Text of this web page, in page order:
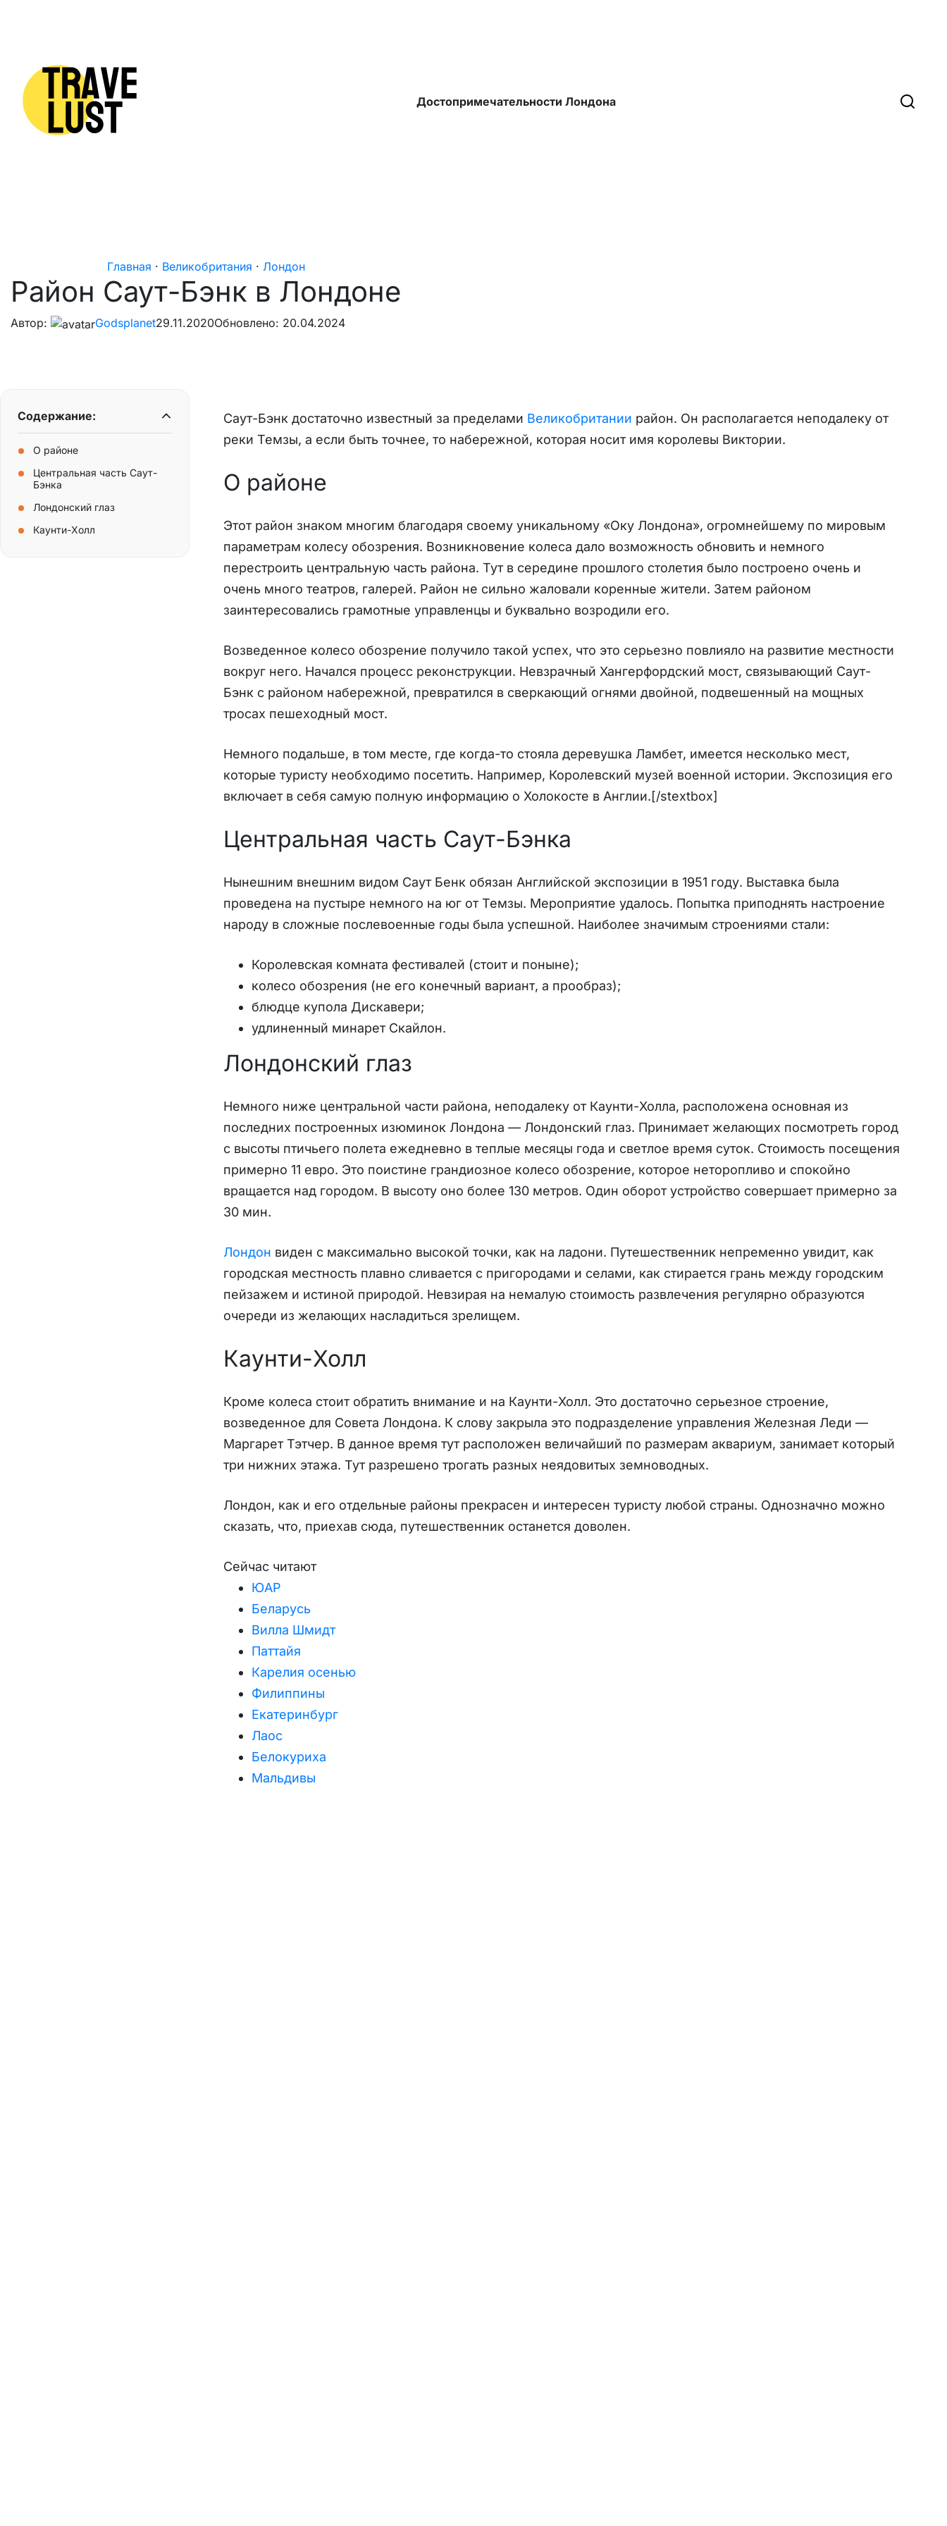
Достопримечательности Лондона
Главная · Великобритания · Лондон
Район Саут-Бэнк в Лондоне
Автор: Godsplanet29.11.2020Обновлено: 20.04.2024
Содержание:
О районе
Центральная часть Саут-
Бэнка
Лондонский глаз
Каунти-Холл
Саут-Бэнк достаточно известный за пределами Великобритании район. Он располагается неподалеку от
реки Темзы, а если быть точнее, то набережной, которая носит имя королевы Виктории.
О районе
Этот район знаком многим благодаря своему уникальному «Оку Лондона», огромнейшему по мировым
параметрам колесу обозрения. Возникновение колеса дало возможность обновить и немного
перестроить центральную часть района. Тут в середине прошлого столетия было построено очень и
очень много театров, галерей. Район не сильно жаловали коренные жители. Затем районом
заинтересовались грамотные управленцы и буквально возродили его.
Возведенное колесо обозрение получило такой успех, что это серьезно повлияло на развитие местности
вокруг него. Начался процесс реконструкции. Невзрачный Хангерфордский мост, связывающий Саут-
Бэнк с районом набережной, превратился в сверкающий огнями двойной, подвешенный на мощных
тросах пешеходный мост.
Немного подальше, в том месте, где когда-то стояла деревушка Ламбет, имеется несколько мест,
которые туристу необходимо посетить. Например, Королевский музей военной истории. Экспозиция его
включает в себя самую полную информацию о Холокосте в Англии.[/stextbox]
Центральная часть Саут-Бэнка
Нынешним внешним видом Саут Бенк обязан Английской экспозиции в 1951 году. Выставка была
проведена на пустыре немного на юг от Темзы. Мероприятие удалось. Попытка приподнять настроение
народу в сложные послевоенные годы была успешной. Наиболее значимым строениями стали:
Королевская комната фестивалей (стоит и поныне);
колесо обозрения (не его конечный вариант, а прообраз);
блюдце купола Дискавери;
удлиненный минарет Скайлон.
Лондонский глаз
Немного ниже центральной части района, неподалеку от Каунти-Холла, расположена основная из
последних построенных изюминок Лондона — Лондонский глаз. Принимает желающих посмотреть город
с высоты птичьего полета ежедневно в теплые месяцы года и светлое время суток. Стоимость посещения
примерно 11 евро. Это поистине грандиозное колесо обозрение, которое неторопливо и спокойно
вращается над городом. В высоту оно более 130 метров. Один оборот устройство совершает примерно за
30 мин.
Лондон виден с максимально высокой точки, как на ладони. Путешественник непременно увидит, как
городская местность плавно сливается с пригородами и селами, как стирается грань между городским
пейзажем и истиной природой. Невзирая на немалую стоимость развлечения регулярно образуются
очереди из желающих насладиться зрелищем.
Каунти-Холл
Кроме колеса стоит обратить внимание и на Каунти-Холл. Это достаточно серьезное строение,
возведенное для Совета Лондона. К слову закрыла это подразделение управления Железная Леди —
Маргарет Тэтчер. В данное время тут расположен величайший по размерам аквариум, занимает который
три нижних этажа. Тут разрешено трогать разных неядовитых земноводных.
Лондон, как и его отдельные районы прекрасен и интересен туристу любой страны. Однозначно можно
сказать, что, приехав сюда, путешественник останется доволен.
Сейчас читают
ЮАР
Беларусь
Вилла Шмидт
Паттайя
Карелия осенью
Филиппины
Екатеринбург
Лаос
Белокуриха
Мальдивы